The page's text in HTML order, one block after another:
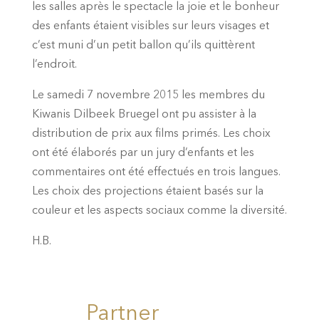
les salles après le spectacle la joie et le bonheur
des enfants étaient visibles sur leurs visages et
c’est muni d’un petit ballon qu’ils quittèrent
l’endroit.
Le samedi 7 novembre 2015 les membres du
Kiwanis Dilbeek Bruegel ont pu assister à la
distribution de prix aux films primés. Les choix
ont été élaborés par un jury d’enfants et les
commentaires ont été effectués en trois langues.
Les choix des projections étaient basés sur la
couleur et les aspects sociaux comme la diversité.
H.B.
Partner